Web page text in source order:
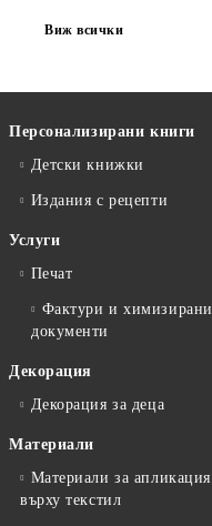
Виж всички
Персонализирани книги
Детски книжки
Издания с рецепти
Услуги
Печат
Фактури и химизирани
документи
Декорация
Декорация за деца
Материали
Материали за апликация
върху текстил